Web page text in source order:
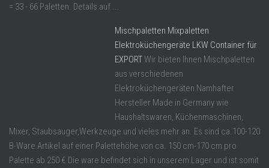
= 33 - 66 Paletten. Details auf ...
Mischpaletten Mixpaletten
Elektroküchengeräte LKW Container für
EXPORTWir bieten Ihnen Mischpaletten
aus verschiedenen
Elektroküchengeräten Namhafter
Hersteller Made in Germany wie
Haushaltswaren, Küchenmaschinen,
Mixer, Staubsauger,Werkzeuge und vieles mehr an. Es sind ca.100-120
B-Ware Artikel auf einer Palettehöhe von ca. 150 cm-170 cm pro
Palette ab 250 € Die ware befindet sich in unserem Lager und ist somit